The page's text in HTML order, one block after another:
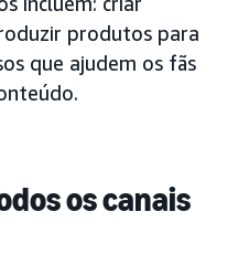
produtos para
que ajudem os fãs
os canais